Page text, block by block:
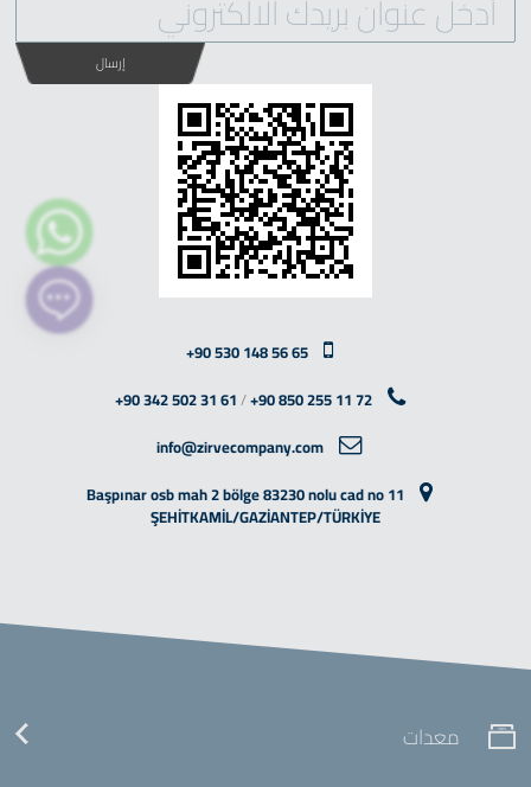
إرسال
+90 530 148 56 65
+90 342 502 31 61/+90 850 255 11 72
info@zirvecompany.com
Başpınar osb mah 2 bölge 83230 nolu cad no 11
ŞEHİTKAMİL/GAZİANTEP/TÜRKİYE
معدات